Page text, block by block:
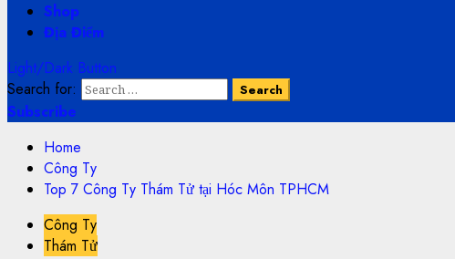
Shop
Địa Điểm
Light/Dark Button
Search for:
Subscribe
Home
Công Ty
Top 7 Công Ty Thám Tử tại Hóc Môn TPHCM
Công Ty
Thám Tử